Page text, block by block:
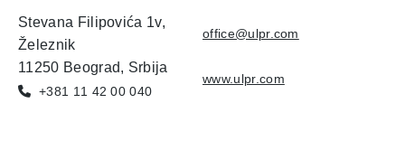
Stevana Filipovića 1v,
Železnik
11250 Beograd, Srbija
+381 11 42 00 040
office@ulpr.com
www.ulpr.com